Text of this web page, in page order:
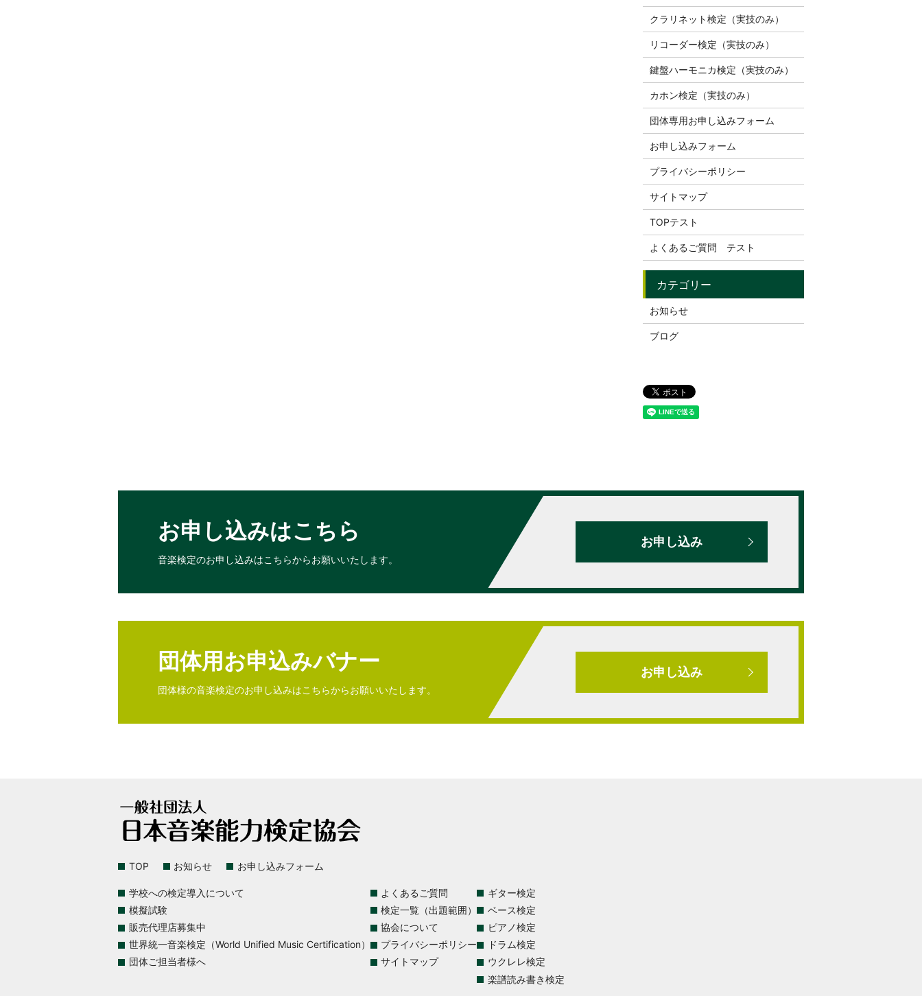
クラリネット検定（実技のみ）
リコーダー検定（実技のみ）
鍵盤ハーモニカ検定（実技のみ）
カホン検定（実技のみ）
団体専用お申し込みフォーム
お申し込みフォーム
プライバシーポリシー
サイトマップ
TOPテスト
よくあるご質問 テスト
お知らせ
ブログ
お申し込みはこちら
音楽検定のお申し込みはこちらからお願いいたします。
お申し込み
団体用お申込みバナー
団体様の音楽検定のお申し込みはこちらからお願いいたします。
お申し込み
TOP お知らせ お申し込みフォーム
学校への検定導入について
模擬試験
販売代理店募集中
世界統一音楽検定（World Unified Music Certification）
団体ご担当者様へ
よくあるご質問
検定一覧（出題範囲）
協会について
プライバシーポリシー
サイトマップ
ギター検定
ベース検定
ピアノ検定
ドラム検定
ウクレレ検定
楽譜読み書き検定